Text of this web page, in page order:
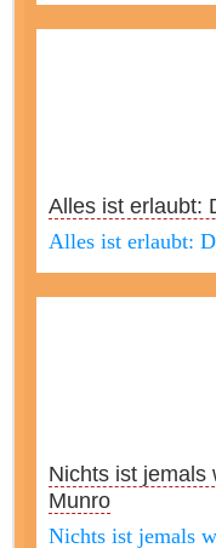
Alles ist erlaubt:
Alles ist erlaubt:
Nichts ist jemals
Munro
Nichts ist jemals